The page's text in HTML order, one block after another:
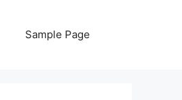
Sample Page